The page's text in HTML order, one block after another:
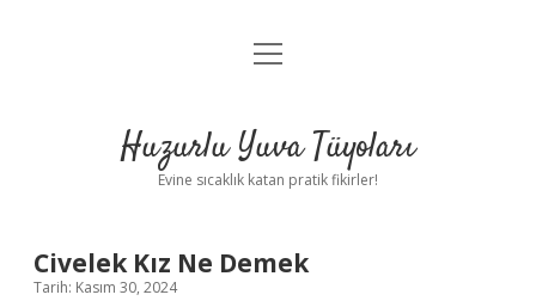
Anasayfa
Yasal Uyarı
menüyü
Huzurlu Yuva Tüyoları
Evine sıcaklık katan pratik fikirler!
Civelek Kız Ne Demek
Tarih: Kasım 30, 2024